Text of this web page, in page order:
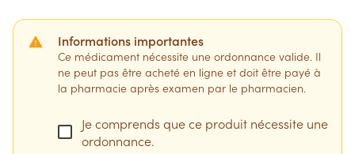
Informations importantes
Ce médicament nécessite une ordonnance valide. Il
ne peut pas être acheté en ligne et doit être payé à
la pharmacie après examen par le pharmacien.
Je comprends que ce produit nécessite une
ordonnance.